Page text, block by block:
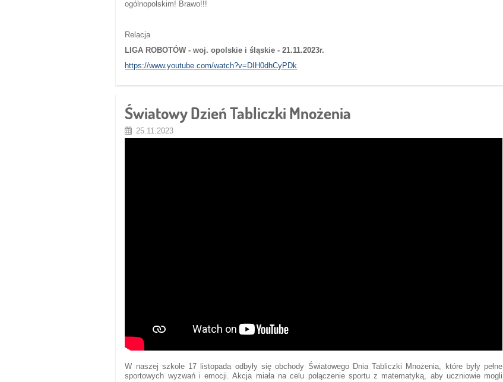
ogólnopolskim! Brawo!!!
Relacja
LIGA ROBOTÓW - woj. opolskie i śląskie - 21.11.2023r.
https://www.youtube.com/watch?v=DIH0dhCyPDk
Światowy Dzień Tabliczki Mnożenia
25.11.2023
W naszej szkole 17 listopada odbyły się obchody Światowego Dnia Tabliczki Mnożenia, które były pełne
sportowych wyzwań i emocji. Akcja miała na celu połączenie sportu z matematyką, aby uczniowie mogli